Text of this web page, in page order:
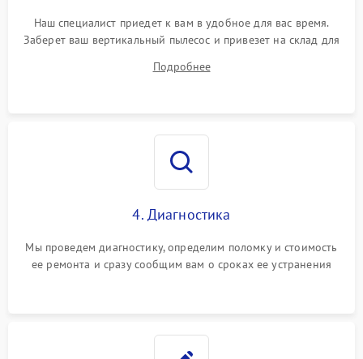
Наш специалист приедет к вам в удобное для вас время.
Заберет ваш вертикальный пылесос и привезет на склад для
Подробнее
4. Диагностика
Мы проведем диагностику, определим поломку и стоимость
ее ремонта и сразу сообщим вам о сроках ее устранения